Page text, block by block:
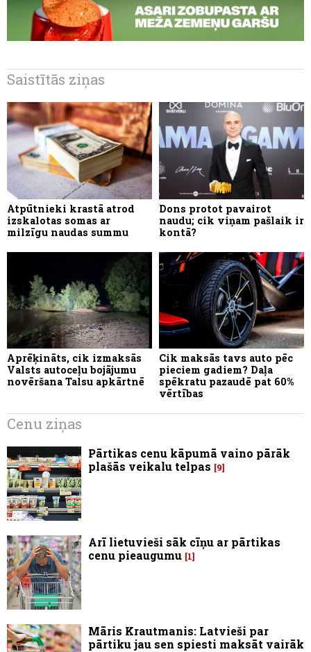
Saistītās ziņas
Atpūtnieki krastā atrod
izskalotas somas ar
milzīgu naudas summu
Dons protot pavairot
naudu; cik viņam pašlaik ir
kontā?
Aprēķināts, cik izmaksās
Valsts autoceļu bojājumu
novēršana Talsu apkārtnē
Cik maksās tavs auto pēc
pieciem gadiem? Daļa
spēkratu pazaudē pat 60%
vērtības
Cenu ziņas
Pārtikas cenu kāpumā vaino pārāk
plašās veikalu telpas
9
Arī lietuvieši sāk cīņu ar pārtikas
cenu pieaugumu 1
Māris Krautmanis: Latvieši par
pārtiku jau sen spiesti maksāt vairāk